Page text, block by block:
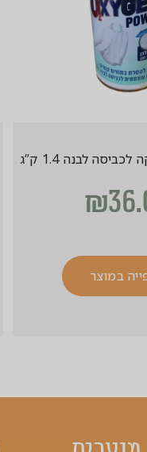
לבנה 1.4 ק”ג
₪
במוצר